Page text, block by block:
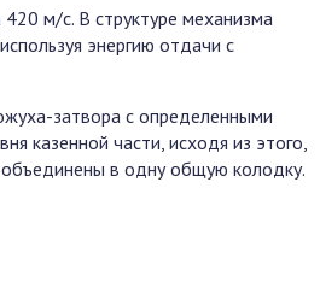
420 м/с. В структуре механизма
энергию отдачи с
затвора с определенными
казенной части, исходя из этого,
в одну общую колодку.